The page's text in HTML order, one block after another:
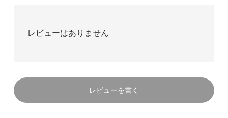
レビューはありません
レビューを書く